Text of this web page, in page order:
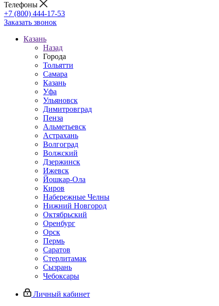
Телефоны
+7 (800) 444-17-53
Заказать звонок
Казань
Назад
Города
Тольятти
Самара
Казань
Уфа
Ульяновск
Димитровград
Пенза
Альметьевск
Астрахань
Волгоград
Волжский
Дзержинск
Ижевск
Йошкар-Ола
Киров
Набережные Челны
Нижний Новгород
Октябрьский
Оренбург
Орск
Пермь
Саратов
Стерлитамак
Сызрань
Чебоксары
Личный кабинет